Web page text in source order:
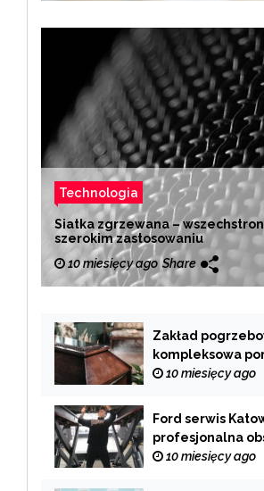
Technologia
Siatka zgrzewana –
szerokim zastosowaniu
10 miesięcy ago Share
Zakład
kompleksowa
trudnych chwilach
10 miesięcy ago
Ford serwis
profesjonalna
Twojego
10 miesięcy ago